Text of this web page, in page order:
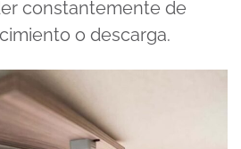
constantemente de
o descarga.